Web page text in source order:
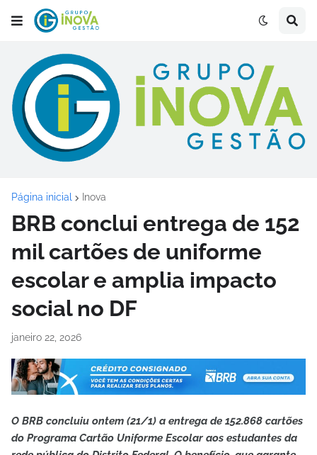
Página inicial Inova
BRB conclui entrega de 152
mil cartões de uniforme
escolar e amplia impacto
social no DF
janeiro 22, 2026
O BRB concluiu ontem (21/1) a entrega de 152.868 cartões
do Programa Cartão Uniforme Escolar aos estudantes da